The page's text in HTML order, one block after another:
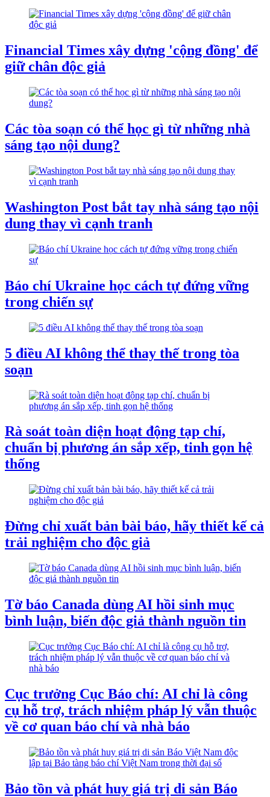
Financial Times xây dựng 'cộng đồng' để
giữ chân độc giả
Các tòa soạn có thể học gì từ những nhà
sáng tạo nội dung?
Washington Post bắt tay nhà sáng tạo nội
dung thay vì cạnh tranh
Báo chí Ukraine học cách tự đứng vững
trong chiến sự
5 điều AI không thể thay thế trong tòa
soạn
Rà soát toàn diện hoạt động tạp chí,
chuẩn bị phương án sắp xếp, tinh gọn hệ
thống
Đừng chỉ xuất bản bài báo, hãy thiết kế cả
trải nghiệm cho độc giả
Tờ báo Canada dùng AI hồi sinh mục
bình luận, biến độc giả thành nguồn tin
Cục trưởng Cục Báo chí: AI chỉ là công
cụ hỗ trợ, trách nhiệm pháp lý vẫn thuộc
về cơ quan báo chí và nhà báo
Bảo tồn và phát huy giá trị di sản Báo